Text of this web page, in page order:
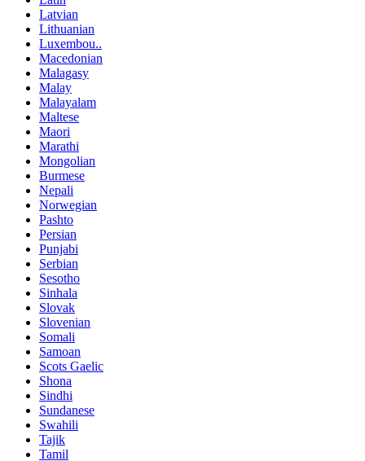
Latvian
Lithuanian
Luxembou..
Macedonian
Malagasy
Malay
Malayalam
Maltese
Maori
Marathi
Mongolian
Burmese
Nepali
Norwegian
Pashto
Persian
Punjabi
Serbian
Sesotho
Sinhala
Slovak
Slovenian
Somali
Samoan
Scots Gaelic
Shona
Sindhi
Sundanese
Swahili
Tajik
Tamil